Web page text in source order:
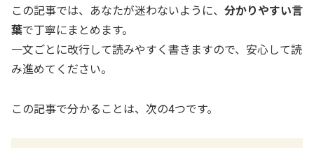
この記事では、あなたが迷わないように、 分かりやすい言
葉で丁寧にまとめます。
一文ごとに改行して読みやすく書きますので、安心して読
み進めてください。
この記事で分かることは、次の4つです。